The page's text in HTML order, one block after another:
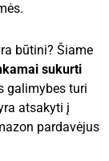
būtini? Šiame
sukurti
galimybes turi
atsakyti į
pardavėjus